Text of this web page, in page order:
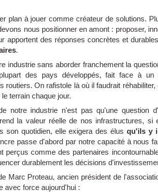
plan à jouer comme créateur de solutions.
nous positionner en amont : proposer,
apportent des réponses concrètes et
.
industrie sans aborder franchement la
des pays développés, fait face à un
On rafistole là où il faudrait réhabiliter,
terrain chaque jour.
notre industrie n'est pas qu'une question
la valeur réelle de nos infrastructures, si
son quotidien, elle exigera des élusqu'ils y
passe d'abord par notre capacité à nous
perçus comme des partenaires
durablement les décisions
Marc Proteau, ancien président de
avec force aujourd'hui :